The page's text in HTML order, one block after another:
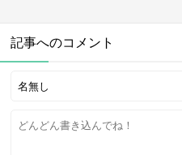
記事へのコメント